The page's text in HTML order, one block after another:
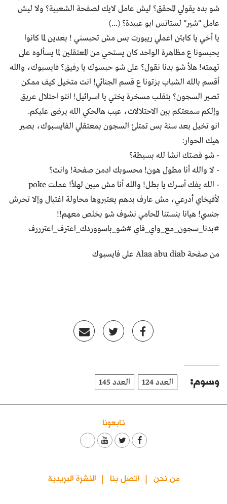
شو بده يقولي المحقق؟ ليش عامل لايك لصفحة الشعبية؟ ولا ليش
عامل "شير" لستاتس ابو عبيدة؟ (...)
يا أخي يا كابتن اعملي ريبورت بس مش تحبسني ! بعدين لما كانوا
يحبسونا ع مظاهرة الواحد كان يستحي من المعتقلين لما يسألوه على
تهمته! هلأ شو بدنا نقول؟ على شو حبسوك يا رفيق؟ فايسبوك، والله
أقسم بالله الشباب بزتونا ع قسم الجنائي! انت متخيل كيف ممكن
تصير السجون؟ بتقلب مسخرة يختي يا اسرائيل! انتو احتلال عريق
وإلكم سمعتكم بين الاحتلالات، عيب هالحكي الله يرضى عليكم.
انو تخيل بعد سنة بس تمتلئ السجون بمعتقلي الفايسبوك، بصير
هيك الحوار:
- شو قصتك انشا لله بسيطة؟
- لا والله أنا مطول هون! محسوبك ادمن صفحة! وانت؟
- الله يفك أسرك يا بطل! والله أنا مش مبين لهلأ! عملت poke
لأفيخاي أدرعي، مش عارف بدهم يعتبروها محاولة اغتيال وإلا تحرش
جنسي! هيانا بنستنا المحامي نشوف شو بخلص معهم!!
‫#‏بدنا_سجون_مع_واي_فاي‬ #‏شو_باسووردك_اعترف_اعترررف‬
من صفحة Alaa abu diab على فايسبوك
وسوم: العدد 124 العدد 145
تابعونا
من نحن اتصل بنا النشرة البريدية